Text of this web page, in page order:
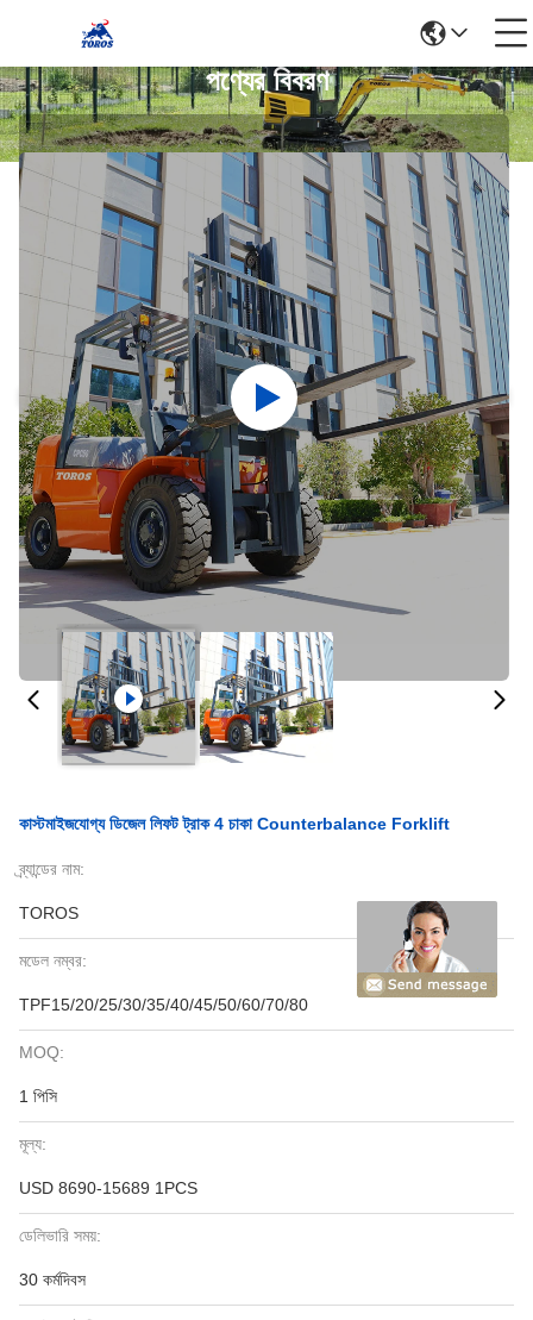
পণ্যের বিবরণ
কাস্টমাইজযোগ্য ডিজেল লিফট ট্রাক 4 চাকা Counterbalance Forklift
ব্র্যান্ডের নাম:
TOROS
মডেল নম্বর:
TPF15/20/25/30/35/40/45/50/60/70/80
MOQ:
1 পিসি
মূল্য:
USD 8690-15689 1PCS
ডেলিভারি সময়:
30 কর্মদিবস